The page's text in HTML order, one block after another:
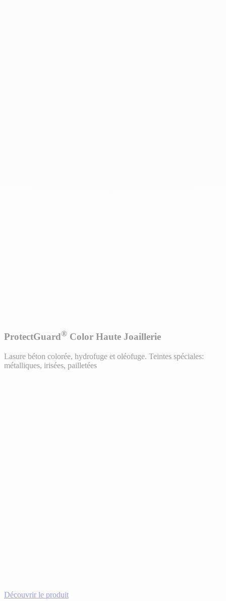
ProtectGuard® Color Haute Joaillerie
Lasure béton colorée, hydrofuge et oléofuge. Teintes spéciales:
métalliques, irisées, pailletées
Découvrir le produit